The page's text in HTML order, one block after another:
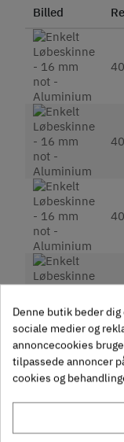
Billed
På lager
Udgået
Fjernlager
Denne butik beder
sociale medier og
annoncecookies
tilpassede annoncer
cookies og